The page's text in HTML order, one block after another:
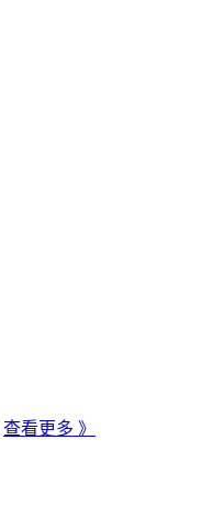
查看更多 》